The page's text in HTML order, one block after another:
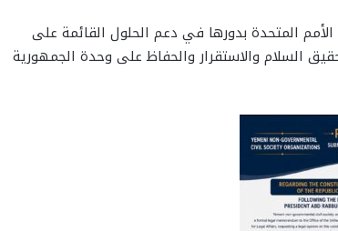
المتحدة بدورها في دعم الحلول القائمة على
السلام والاستقرار والحفاظ على وحدة الجمهورية